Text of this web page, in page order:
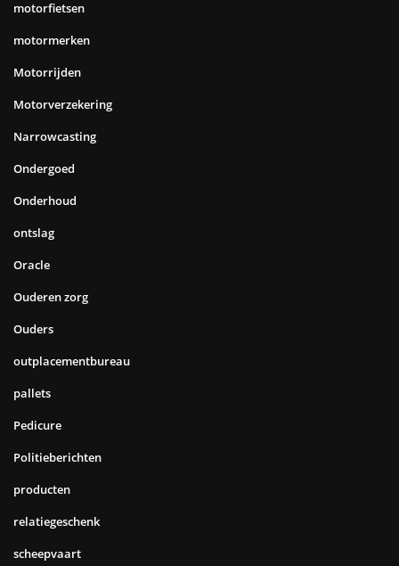
motorfietsen
motormerken
Motorrijden
Motorverzekering
Narrowcasting
Ondergoed
Onderhoud
ontslag
Oracle
Ouderen zorg
Ouders
outplacementbureau
pallets
Pedicure
Politieberichten
producten
relatiegeschenk
scheepvaart